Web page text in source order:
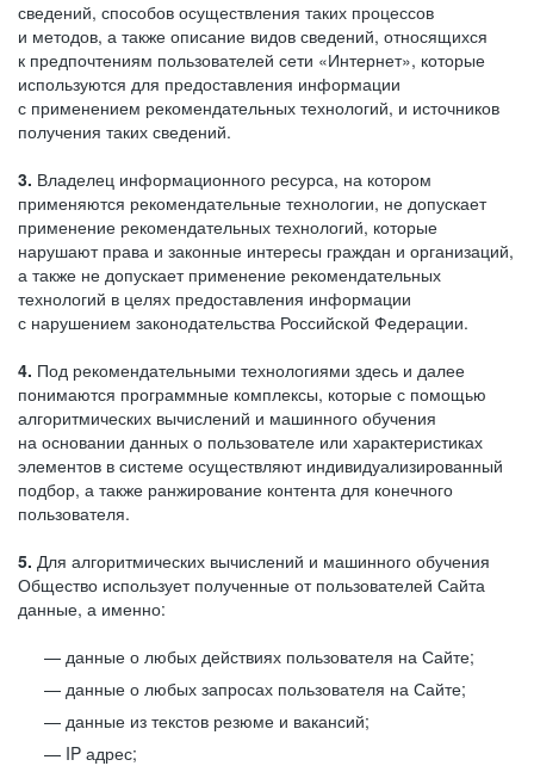
сведений, способов осуществления таких процессов
и методов, а также описание видов сведений, относящихся
к предпочтениям пользователей сети «Интернет», которые
используются для предоставления информации
с применением рекомендательных технологий, и источников
получения таких сведений.
3. Владелец информационного ресурса, на котором
применяются рекомендательные технологии, не допускает
применение рекомендательных технологий, которые
нарушают права и законные интересы граждан и организаций,
а также не допускает применение рекомендательных
технологий в целях предоставления информации
с нарушением законодательства Российской Федерации.
4. Под рекомендательными технологиями здесь и далее
понимаются программные комплексы, которые с помощью
алгоритмических вычислений и машинного обучения
на основании данных о пользователе или характеристиках
элементов в системе осуществляют индивидуализированный
подбор, а также ранжирование контента для конечного
пользователя.
5. Для алгоритмических вычислений и машинного обучения
Общество использует полученные от пользователей Сайта
данные, а именно:
данные о любых действиях пользователя на Сайте;
данные о любых запросах пользователя на Сайте;
данные из текстов резюме и вакансий;
IP адрес;